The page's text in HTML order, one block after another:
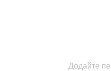
Додайте